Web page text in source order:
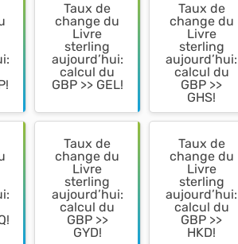
Taux de
change du
Livre
sterling
aujourd’hui:
calcul du
GBP >> GEL!
Taux de
change du
Livre
sterling
aujourd’hui:
calcul du
GBP >>
GHS!
Taux de
change du
Livre
sterling
aujourd’hui:
calcul du
GBP >>
GYD!
Taux de
change du
Livre
sterling
aujourd’hui:
calcul du
GBP >>
HKD!